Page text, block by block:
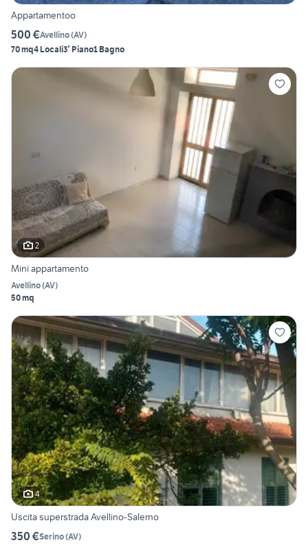
Appartamentoo
500 €Avellino(AV)
70 mq4 Locali3° Piano1 Bagno
2
Mini appartamento
Avellino(AV)
50 mq
4
Uscita superstrada Avellino-Salerno
350 €Serino(AV)